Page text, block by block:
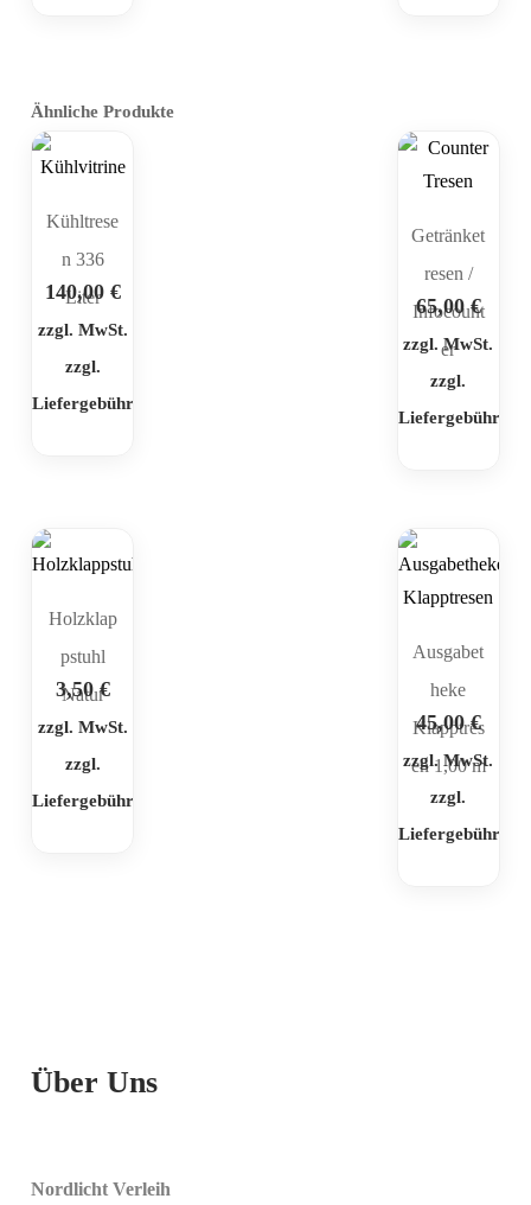
Ähnliche Produkte
Kühltrese
n 336
Liter
140,00 €
zzgl. MwSt.
zzgl.
Liefergebühr
Getränket
resen /
Infocount
er
65,00€
zzgl. MwSt.
zzgl.
Liefergebühr
Holzklap
pstuhl
Natur
3,50€
zzgl. MwSt.
zzgl.
Liefergebühr
Ausgabet
heke
Klapptres
en 1,00 m
45,00€
zzgl. MwSt.
zzgl.
Liefergebühr
Über Uns
Nordlicht Verleih